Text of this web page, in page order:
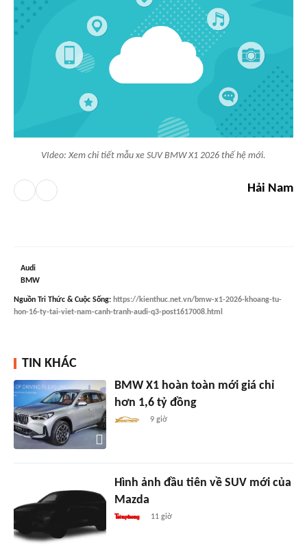
VIdeo: Xem chi tiết mẫu xe SUV BMW X1 2026 thế hệ mới.
Hải Nam
Audi
BMW
Nguồn Tri Thức & Cuộc Sống: https://kienthuc.net.vn/bmw-x1-2026-khoang-tu-
hon-16-ty-tai-viet-nam-canh-tranh-audi-q3-post1617008.html
TIN KHÁC
BMW X1 hoàn toàn mới giá chỉ
hơn 1,6 tỷ đồng
9 giờ
Hình ảnh đầu tiên về SUV mới của
Mazda
11 giờ